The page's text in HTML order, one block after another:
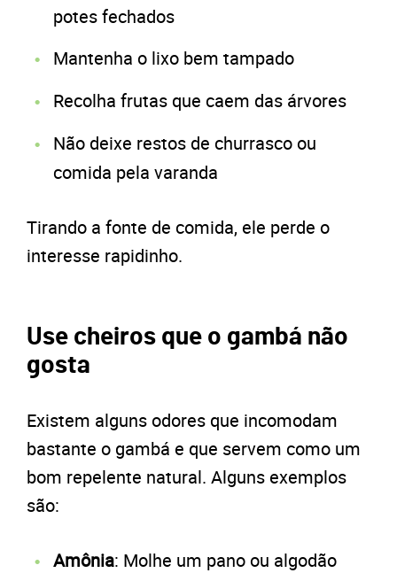
potes fechados
Mantenha o lixo bem tampado
Recolha frutas que caem das árvores
Não deixe restos de churrasco ou
comida pela varanda
Tirando a fonte de comida, ele perde o
interesse rapidinho.
Use cheiros que o gambá não
gosta
Existem alguns odores que incomodam
bastante o gambá e que servem como um
bom repelente natural. Alguns exemplos
são:
Amônia: Molhe um pano ou algodão